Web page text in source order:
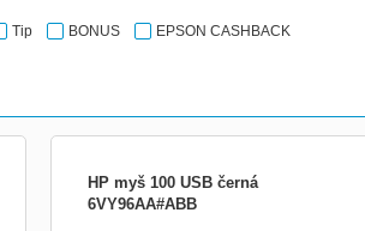
Tip BONUS EPSON CASHBACK
HP myš 100 USB černá
6VY96AA#ABB